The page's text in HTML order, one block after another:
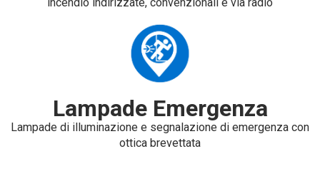
Lampade Emergenza
Lampade di illuminazione e segnalazione di emergenza con
ottica brevettata